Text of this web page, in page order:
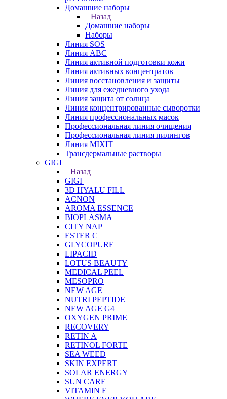
Домашние наборы
Назад
Домашние наборы
Наборы
Линия SOS
Линия АВС
Линия активной подготовки кожи
Линия активных концентратов
Линия восстановления и защиты
Линия для ежедневного ухода
Линия защита от солнца
Линия концентрированные сыворотки
Линия профессиональных масок
Профессиональная линия очищения
Профессиональная линия пилингов
Линия MIXIT
Трансдермальные растворы
GIGI
Назад
GIGI
3D HYALU FILL
ACNON
AROMA ESSENCE
BIOPLASMA
CITY NAP
ESTER C
GLYCOPURE
LIPACID
LOTUS BEAUTY
MEDICAL PEEL
MESOPRO
NEW AGE
NUTRI PEPTIDE
NEW AGE G4
OXYGEN PRIME
RECOVERY
RETIN A
RETINOL FORTE
SEA WEED
SKIN EXPERT
SOLAR ENERGY
SUN CARE
VITAMIN E